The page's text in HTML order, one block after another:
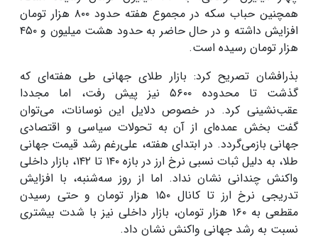
همچنین حباب سکه در مجموع هفته حدود ۸۰۰ هزار تومان
افزایش داشته و در حال حاضر به حدود هشت میلیون و ۴۵۰
هزار تومان رسیده است.
بذرافشان تصریح کرد: بازار طلای جهانی طی هفته‌ای که
گذشت تا محدوده ۵۶۰۰ نیز پیش رفت، اما مجددا
عقب‌نشینی کرد. در خصوص دلایل این نوسانات، می‌توان
گفت بخش عمده‌ای از آن به تحولات سیاسی و اقتصادی
جهانی بازمی‌گردد. در ابتدای هفته، علی‌رغم رشد قیمت جهانی
طلا، به دلیل ثبات نسبی نرخ ارز در بازه ۱۴۰ تا ۱۴۲، بازار داخلی
واکنش چندانی نشان نداد. اما از روز سه‌شنبه، با افزایش
تدریجی نرخ ارز تا کانال ۱۵۰ هزار تومان و حتی رسیدن
مقطعی به ۱۶۰ هزار تومان، بازار داخلی نیز با شدت بیشتری
نسبت به رشد جهانی واکنش نشان داد.